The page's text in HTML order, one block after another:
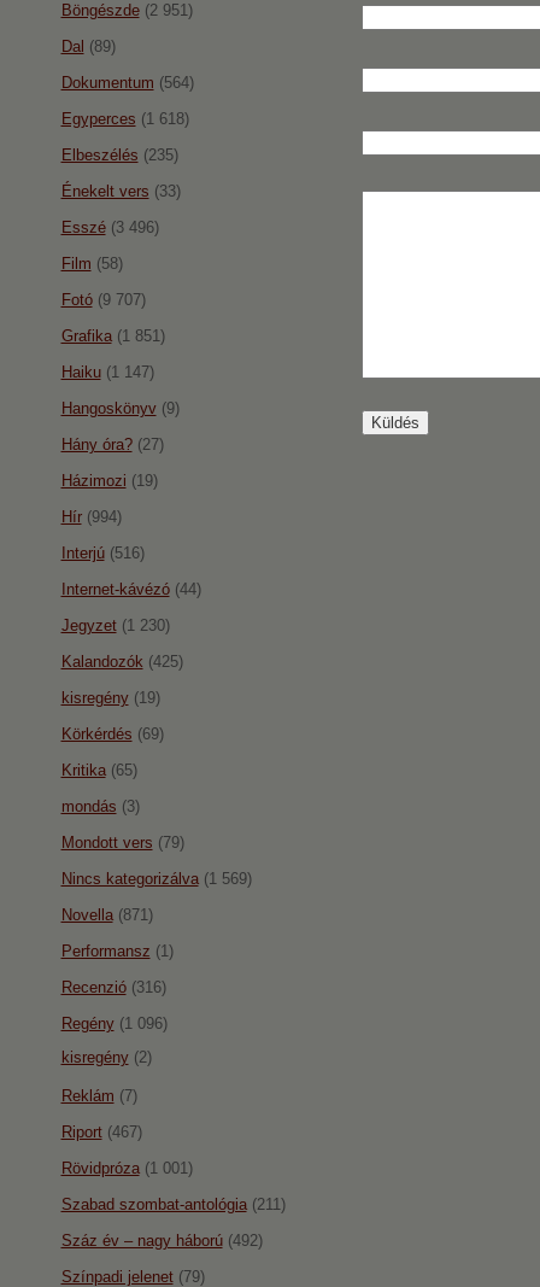
Böngészde(2 951)
Dal (89)
Dokumentum (564)
Egyperces (1 618)
Elbeszélés (235)
Énekelt vers (33)
Esszé(3 496)
Film (58)
Fotó(9 707)
Grafika(1 851)
Haiku(1 147)
Hangoskönyv(9)
Hány óra?(27)
Házimozi (19)
Hír(994)
Interjú(516)
Internet-kávézó(44)
Jegyzet(1 230)
Kalandozók (425)
kisregény(19)
Körkérdés (69)
Kritika(65)
mondás (3)
Mondott vers (79)
Nincs kategorizálva(1 569)
Novella(871)
Performansz (1)
Recenzió(316)
Regény(1 096)
kisregény(2)
Reklám (7)
Riport(467)
Rövidpróza(1 001)
Szabad szombat-antológia(211)
Száz év – nagy háború(492)
Színpadi jelenet(79)